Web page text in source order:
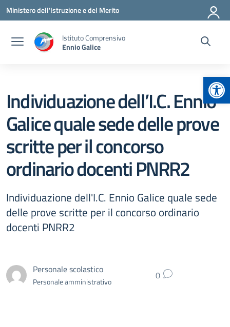
Vai ai contenuti
Vai al menu di navigazione
Vai al footer
Ministero dell'Istruzione e del Merito
Istituto Comprensivo
Ennio Galice
Individuazione dell’I.C. Ennio
Galice quale sede delle prove
scritte per il concorso
ordinario docenti PNRR2
Individuazione dell'I.C. Ennio Galice quale sede
delle prove scritte per il concorso ordinario
docenti PNRR2
Personale scolastico
Personale amministrativo 0